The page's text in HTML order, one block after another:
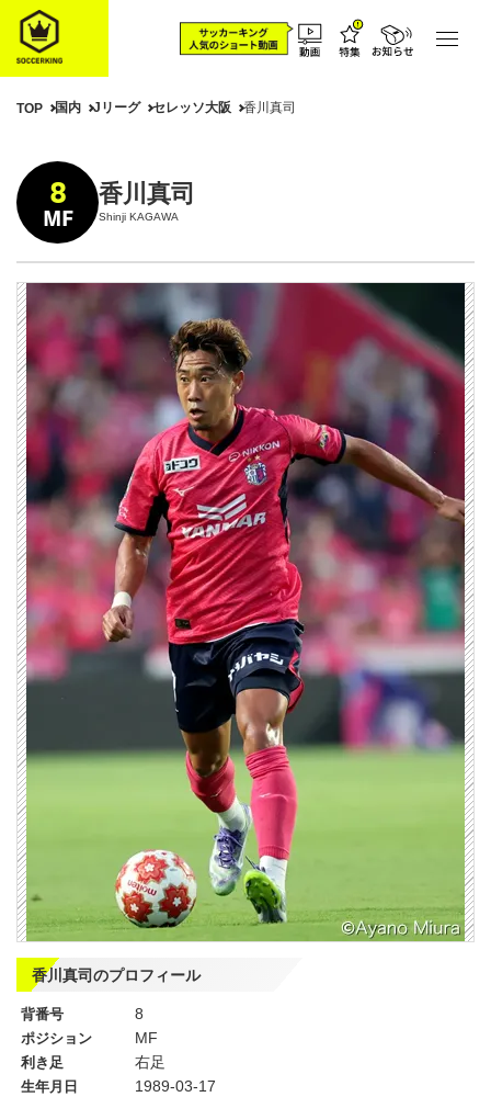
TOP 国内 Jリーグ セレッソ大阪 香川真司
8
MF
香川真司
Shinji KAGAWA
香川真司のプロフィール
背番号 8
ポジション MF
利き足 右足
生年月日 1989-03-17